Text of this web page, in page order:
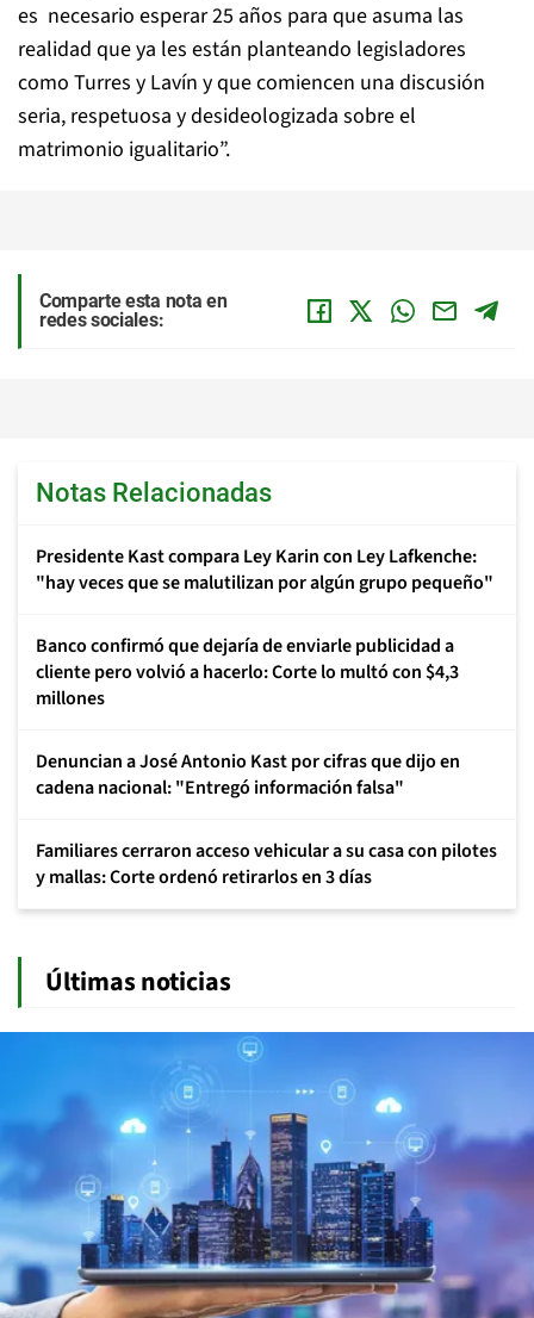
es necesario esperar 25 años para que asuma las
realidad que ya les están planteando legisladores
como Turres y Lavín y que comiencen una discusión
seria, respetuosa y desideologizada sobre el
matrimonio igualitario”.
Comparte esta nota en
redes sociales:
Notas Relacionadas
Presidente Kast compara Ley Karin con Ley Lafkenche:
"hay veces que se malutilizan por algún grupo pequeño"
Banco confirmó que dejaría de enviarle publicidad a
cliente pero volvió a hacerlo: Corte lo multó con $4,3
millones
Denuncian a José Antonio Kast por cifras que dijo en
cadena nacional: "Entregó información falsa"
Familiares cerraron acceso vehicular a su casa con pilotes
y mallas: Corte ordenó retirarlos en 3 días
Últimas noticias